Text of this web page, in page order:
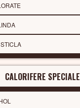
CALORIFERE SPECIALE